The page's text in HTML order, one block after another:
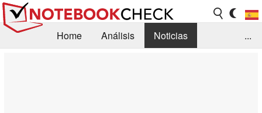
Home Análisis
Noticias
...